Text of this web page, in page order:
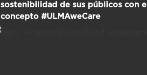
sostenibilidad de sus públicos con el
concepto #ULMAweCare